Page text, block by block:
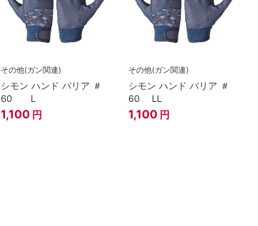
その他(ガン関連)
シモン ハンド バリア ＃
60 L
1,100 円
その他(ガン関連)
シモン ハンド バリア ＃
60 LL
1,100 円